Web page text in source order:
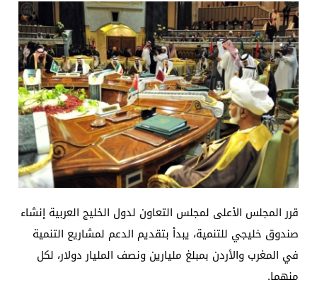
قرر المجلس الأعلى لمجلس التعاون لدول الخليج العربية إنشاء
صندوق خليجي للتنمية، يبدأ بتقديم الدعم لمشاريع التنمية
في المغرب والأردن بمبلغ مليارين ونصف المليار دولار، لكل
منهما.